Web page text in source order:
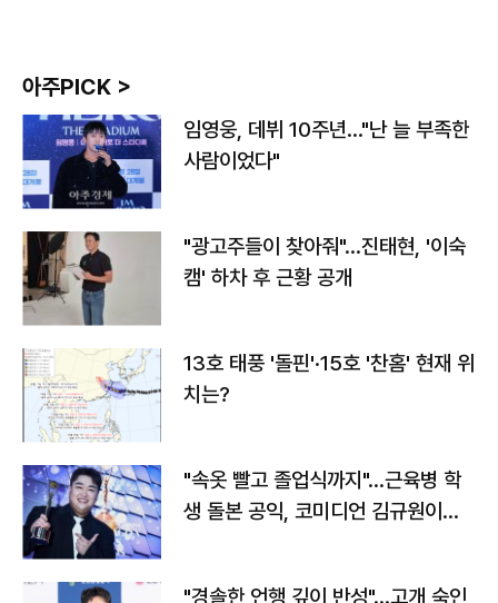
아주PICK >
임영웅, 데뷔 10주년…"난 늘 부족한
사람이었다"
"광고주들이 찾아줘"…진태현, '이숙
캠' 하차 후 근황 공개
13호 태풍 '돌핀'·15호 '찬홈' 현재 위
치는?
"속옷 빨고 졸업식까지"…근육병 학
생 돌본 공익, 코미디언 김규원이었
"경솔한 언행 깊이 반성"…고개 숙인